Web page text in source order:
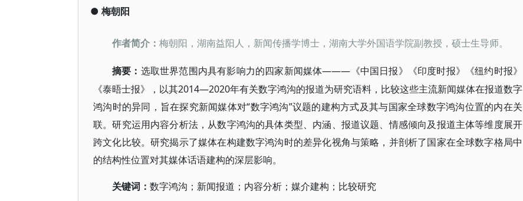
● 梅朝阳
作者简介： 梅朝阳，湖南益阳人，新闻传播学博士，湖南大学外国语学院副教授，硕士生导师。
摘要： 选取世界范围内具有影响力的四家新闻媒体———《中国日报》《印度时报》《纽约时报》
《泰晤士报》，以其2014—2020年有关数字鸿沟的报道为研究语料，比较这些主流新闻媒体在报道数字
鸿沟时的异同，旨在探究新闻媒体对“数字鸿沟”议题的建构方式及其与国家全球数字鸿沟位置的内在关
联。研究运用内容分析法，从数字鸿沟的具体类型、内涵、报道议题、情感倾向及报道主体等维度展开
跨文化比较。研究揭示了媒体在构建数字鸿沟时的差异化视角与策略，并剖析了国家在全球数字格局中
的结构性位置对其媒体话语建构的深层影响。
关键词： 数字鸿沟；新闻报道；内容分析；媒介建构；比较研究